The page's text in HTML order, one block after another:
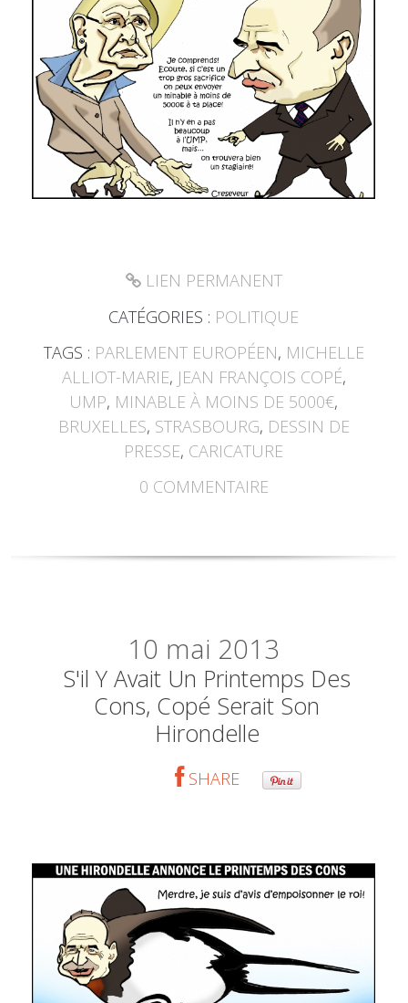
LIEN PERMANENT
CATÉGORIES : POLITIQUE
TAGS : PARLEMENT EUROPÉEN, MICHELLE
ALLIOT-MARIE, JEAN FRANÇOIS COPÉ,
UMP, MINABLE À MOINS DE 5000€,
BRUXELLES, STRASBOURG, DESSIN DE
PRESSE, CARICATURE
0 COMMENTAIRE
10 mai 2013
S'il Y Avait Un Printemps Des
Cons, Copé Serait Son
Hirondelle
SHARE